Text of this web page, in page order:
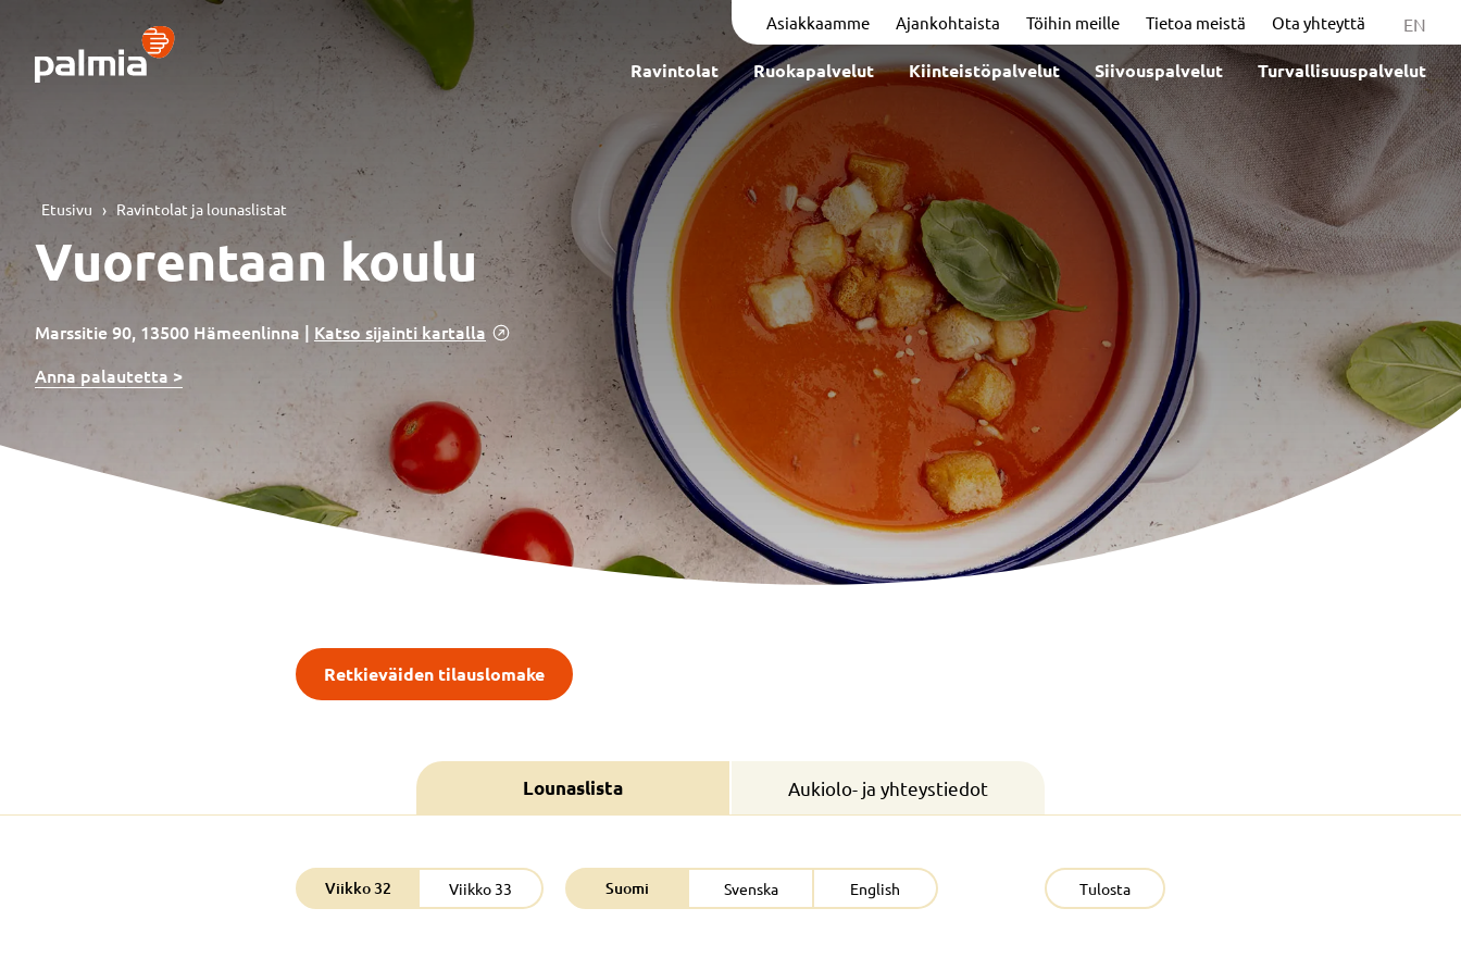
EN
Ravintolat Ruokapalvelut Kiinteistöpalvelut Siivouspalvelut Turvallisuuspalvelut
Asiakkaamme Ajankohtaista Töihin meille Tietoa meistä Ota yhteyttä
Etusivu › Ravintolat ja lounaslistat
Marssitie 90, 13500 Hämeenlinna | Katso sijainti kartalla
Vuorentaan koulu
Anna palautetta >
Retkieväiden tilauslomake
Lounaslista Aukiolo- ja yhteystiedot
Viikko 32 Viikko 33 Suomi Svenska English Tulosta